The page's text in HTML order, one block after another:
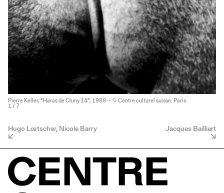
Pierre Keller, “Haras de Cluny 14”, 1988 — © Centre culturel suisse. Paris
1 / 7
Hugo Lœtscher, Nicole Barry Jacques Bailliart